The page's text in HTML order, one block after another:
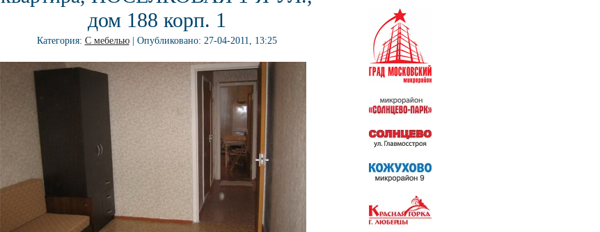
дом 188 корп. 1
Категория: С мебелью| Опубликовано: 27-04-2011, 13:25